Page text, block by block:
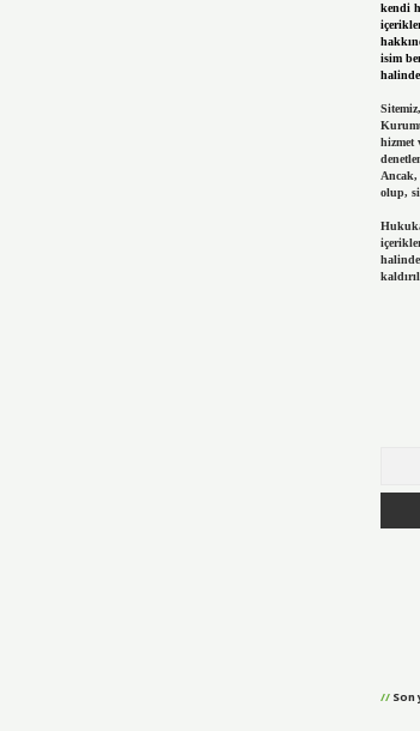
kendi
isim
hizmet
Ancak,
olup,
Son